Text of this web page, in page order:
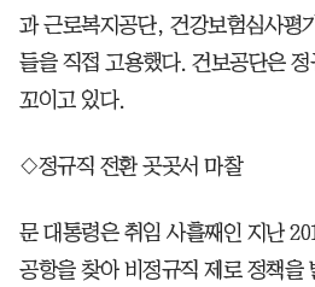
과 근로복지공단, 건강보험심사평
들을 직접 고용했다. 건보공단은
꼬이고 있다.
◇정규직 전환 곳곳서 마찰
문 대통령은 취임 사흘째인 지난
공항을 찾아 비정규직 제로 정책을